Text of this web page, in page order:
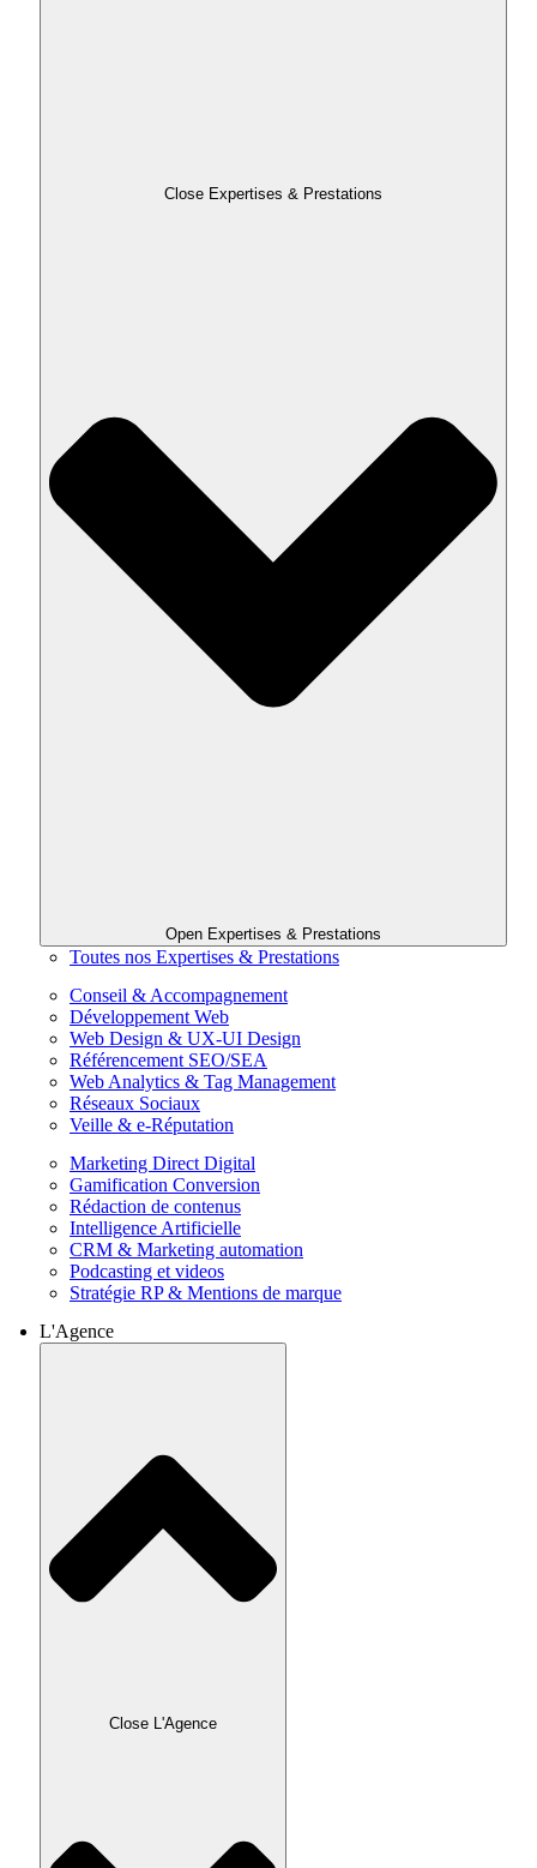
Close Expertises & Prestations
Open Expertises & Prestations
Toutes nos Expertises & Prestations
Conseil & Accompagnement
Développement Web
Web Design & UX-UI Design
Référencement SEO/SEA
Web Analytics & Tag Management
Réseaux Sociaux
Veille & e-Réputation
Marketing Direct Digital
Gamification Conversion
Rédaction de contenus
Intelligence Artificielle
CRM & Marketing automation
Podcasting et videos
Stratégie RP & Mentions de marque
L'Agence
Close L'Agence